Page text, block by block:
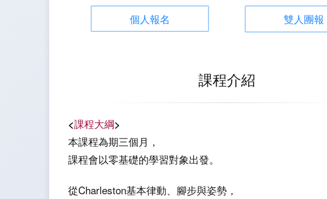
個人報名 雙人團報
課程介紹
<課程大綱>
本課程為期三個月，
課程會以零基礎的學習對象出發。
從Charleston基本律動、腳步與姿勢，